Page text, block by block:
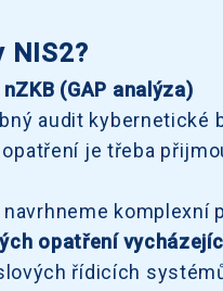
NIS2?
(GAP analýza)
audit kybernetické
je třeba
komplexní
opatření
řídicích